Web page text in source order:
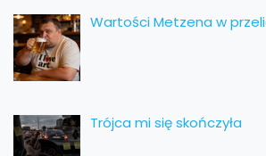
Wartości Metzena w
Trójca mi się skończyła